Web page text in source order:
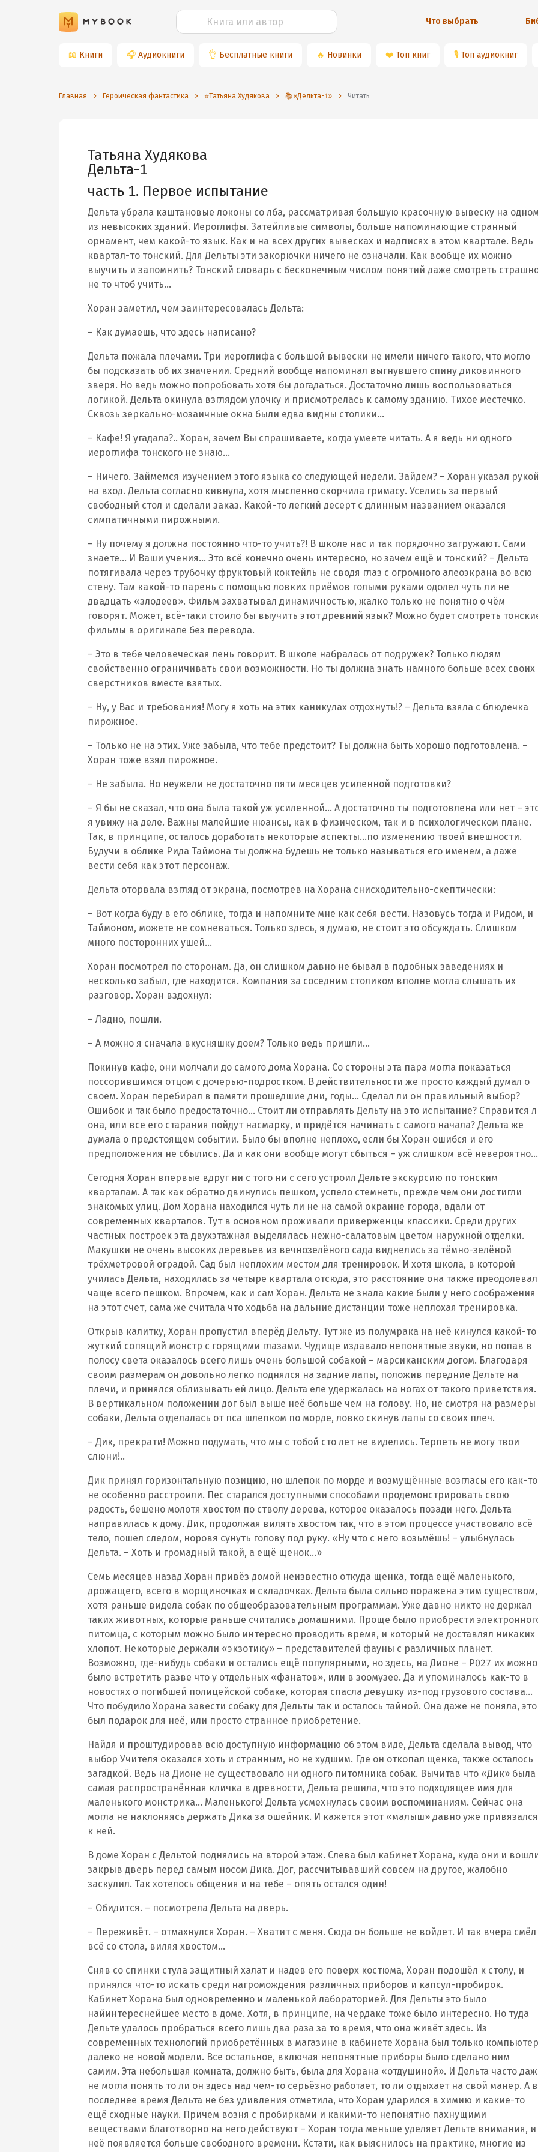
Что выбрать
📖 Книги 🎧 Аудиокниги 👌 Бесплатные книги 🔥 Новинки ❤️ Топ книг 🎙 Топ аудиокниг
Главная Героическая фантастика ⭐️Татьяна Худякова 📚«Дельта-1» Читать
Татьяна Худякова
Дельта-1
часть 1. Первое испытание
Дельта убрала каштановые локоны со лба, рассматривая большую красочную вывеску на
из невысоких зданий. Иероглифы. Затейливые символы, больше напоминающие странный
орнамент, чем какой-то язык. Как и на всех других вывесках и надписях в этом квартале. Ведь
квартал-то тонский. Для Дельты эти закорючки ничего не означали. Как вообще их можно
выучить и запомнить? Тонский словарь с бесконечным числом понятий даже смотреть
не то чтоб учить…
Хоран заметил, чем заинтересовалась Дельта:
– Как думаешь, что здесь написано?
Дельта пожала плечами. Три иероглифа с большой вывески не имели ничего такого, что могло
бы подсказать об их значении. Средний вообще напоминал выгнувшего спину диковинного
зверя. Но ведь можно попробовать хотя бы догадаться. Достаточно лишь воспользоваться
логикой. Дельта окинула взглядом улочку и присмотрелась к самому зданию. Тихое местечко.
Сквозь зеркально-мозаичные окна были едва видны столики…
– Кафе! Я угадала?.. Хоран, зачем Вы спрашиваете, когда умеете читать. А я ведь ни одного
иероглифа тонского не знаю…
– Ничего. Займемся изучением этого языка со следующей недели. Зайдем? – Хоран указал
на вход. Дельта согласно кивнула, хотя мысленно скорчила гримасу. Уселись за первый
свободный стол и сделали заказ. Какой-то легкий десерт с длинным названием оказался
симпатичными пирожными.
– Ну почему я должна постоянно что-то учить?! В школе нас и так порядочно загружают. Сами
знаете… И Ваши учения… Это всё конечно очень интересно, но зачем ещё и тонский? – Дельта
потягивала через трубочку фруктовый коктейль не сводя глаз с огромного алеоэкрана во всю
стену. Там какой-то парень с помощью ловких приёмов голыми руками одолел чуть ли не
двадцать «злодеев». Фильм захватывал динамичностью, жалко только не понятно о чём
говорят. Может, всё-таки стоило бы выучить этот древний язык? Можно будет смотреть
фильмы в оригинале без перевода.
– Это в тебе человеческая лень говорит. В школе набралась от подружек? Только людям
свойственно ограничивать свои возможности. Но ты должна знать намного больше всех своих
сверстников вместе взятых.
– Ну, у Вас и требования! Могу я хоть на этих каникулах отдохнуть!? – Дельта взяла с блюдечка
пирожное.
– Только не на этих. Уже забыла, что тебе предстоит? Ты должна быть хорошо подготовлена. –
Хоран тоже взял пирожное.
– Не забыла. Но неужели не достаточно пяти месяцев усиленной подготовки?
– Я бы не сказал, что она была такой уж усиленной… А достаточно ты подготовлена или нет –
я увижу на деле. Важны малейшие нюансы, как в физическом, так и в психологическом плане.
Так, в принципе, осталось доработать некоторые аспекты…по изменению твоей внешности.
Будучи в облике Рида Таймона ты должна будешь не только называться его именем, а даже
вести себя как этот персонаж.
Дельта оторвала взгляд от экрана, посмотрев на Хорана снисходительно-скептически:
– Вот когда буду в его облике, тогда и напомните мне как себя вести. Назовусь тогда и Ридом, и
Таймоном, можете не сомневаться. Только здесь, я думаю, не стоит это обсуждать. Слишком
много посторонних ушей…
Хоран посмотрел по сторонам. Да, он слишком давно не бывал в подобных заведениях и
несколько забыл, где находится. Компания за соседним столиком вполне могла слышать их
разговор. Хоран вздохнул:
– Ладно, пошли.
– А можно я сначала вкусняшку доем? Только ведь пришли…
Покинув кафе, они молчали до самого дома Хорана. Со стороны эта пара могла показаться
поссорившимся отцом с дочерью-подростком. В действительности же просто каждый думал о
своем. Хоран перебирал в памяти прошедшие дни, годы… Сделал ли он правильный выбор?
Ошибок и так было предостаточно… Стоит ли отправлять Дельту на это испытание? Справится
она, или все его старания пойдут насмарку, и придётся начинать с самого начала? Дельта же
думала о предстоящем событии. Было бы вполне неплохо, если бы Хоран ошибся и его
предположения не сбылись. Да и как они вообще могут сбыться – уж слишком всё невероятно…
Сегодня Хоран впервые вдруг ни с того ни с сего устроил Дельте экскурсию по тонским
кварталам. А так как обратно двинулись пешком, успело стемнеть, прежде чем они достигли
знакомых улиц. Дом Хорана находился чуть ли не на самой окраине города, вдали от
современных кварталов. Тут в основном проживали приверженцы классики. Среди других
частных построек эта двухэтажная выделялась нежно-салатовым цветом наружной отделки.
Макушки не очень высоких деревьев из вечнозелёного сада виднелись за тёмно-зелёной
трёхметровой оградой. Сад был неплохим местом для тренировок. И хотя школа, в которой
училась Дельта, находилась за четыре квартала отсюда, это расстояние она также
чаще всего пешком. Впрочем, как и сам Хоран. Дельта не знала какие были у него соображения
на этот счет, сама же считала что ходьба на дальние дистанции тоже неплохая тренировка.
Открыв калитку, Хоран пропустил вперёд Дельту. Тут же из полумрака на неё кинулся какой-то
жуткий сопящий монстр с горящими глазами. Чудище издавало непонятные звуки, но попав в
полосу света оказалось всего лишь очень большой собакой – марсиканским догом. Благодаря
своим размерам он довольно легко поднялся на задние лапы, положив передние Дельте на
плечи, и принялся облизывать ей лицо. Дельта еле удержалась на ногах от такого приветствия.
В вертикальном положении дог был выше неё больше чем на голову. Но, не смотря на размеры
собаки, Дельта отделалась от пса шлепком по морде, ловко скинув лапы со своих плеч.
– Дик, прекрати! Можно подумать, что мы с тобой сто лет не виделись. Терпеть не могу твои
слюни!..
Дик принял горизонтальную позицию, но шлепок по морде и возмущённые возгласы его как-то
не особенно расстроили. Пес старался доступными способами продемонстрировать свою
радость, бешено молотя хвостом по стволу дерева, которое оказалось позади него. Дельта
направилась к дому. Дик, продолжая вилять хвостом так, что в этом процессе участвовало всё
тело, пошел следом, норовя сунуть голову под руку. «Ну что с него возьмёшь! – улыбнулась
Дельта. – Хоть и громадный такой, а ещё щенок…»
Семь месяцев назад Хоран привёз домой неизвестно откуда щенка, тогда ещё маленького,
дрожащего, всего в морщиночках и складочках. Дельта была сильно поражена этим существом,
хотя раньше видела собак по общеобразовательным программам. Уже давно никто не держал
таких животных, которые раньше считались домашними. Проще было приобрести
питомца, с которым можно было интересно проводить время, и который не доставлял никаких
хлопот. Некоторые держали «экзотику» – представителей фауны с различных планет.
Возможно, где-нибудь собаки и остались ещё популярными, но здесь, на Дионе – Р027 их можно
было встретить разве что у отдельных «фанатов», или в зоомузее. Да и упоминалось как-то в
новостях о погибшей полицейской собаке, которая спасла девушку из-под грузового состава…
Что побудило Хорана завести собаку для Дельты так и осталось тайной. Она даже не поняла, это
был подарок для неё, или просто странное приобретение.
Найдя и проштудировав всю доступную информацию об этом виде, Дельта сделала вывод, что
выбор Учителя оказался хоть и странным, но не худшим. Где он откопал щенка, также осталось
загадкой. Ведь на Дионе не существовало ни одного питомника собак. Вычитав что «Дик» была
самая распространённая кличка в древности, Дельта решила, что это подходящее имя для
маленького монстрика… Маленького! Дельта усмехнулась своим воспоминаниям. Сейчас она
могла не наклоняясь держать Дика за ошейник. И кажется этот «малыш» давно уже привязался
к ней.
В доме Хоран с Дельтой поднялись на второй этаж. Слева был кабинет Хорана, куда они и
закрыв дверь перед самым носом Дика. Дог, рассчитывавший совсем на другое, жалобно
заскулил. Так хотелось общения и на тебе – опять остался один!
– Обидится. – посмотрела Дельта на дверь.
– Переживёт. – отмахнулся Хоран. – Хватит с меня. Сюда он больше не войдет. И так вчера смёл
всё со стола, виляя хвостом…
Сняв со спинки стула защитный халат и надев его поверх костюма, Хоран подошёл к столу, и
принялся что-то искать среди нагромождения различных приборов и капсул-пробирок.
Кабинет Хорана был одновременно и маленькой лабораторией. Для Дельты это было
найинтереснейшее место в доме. Хотя, в принципе, на чердаке тоже было интересно. Но туда
Дельте удалось пробраться всего лишь два раза за то время, что она живёт здесь. Из
современных технологий приобретённых в магазине в кабинете Хорана был только компьютер
далеко не новой модели. Все остальное, включая непонятные приборы было сделано ним
самим. Эта небольшая комната, должно быть, была для Хорана «отдушиной». И Дельта часто
не могла понять то ли он здесь над чем-то серьёзно работает, то ли отдыхает на свой манер. А в
последнее время Дельта не без удивления отметила, что Хоран ударился в химию и какие-то
ещё сходные науки. Причем возня с пробирками и какими-то непонятно пахнущими
веществами благотворно на него действуют – Хоран тогда меньше уделяет Дельте внимания, и
неё появляется больше свободного времени. Кстати, как выяснилось на практике, многие из